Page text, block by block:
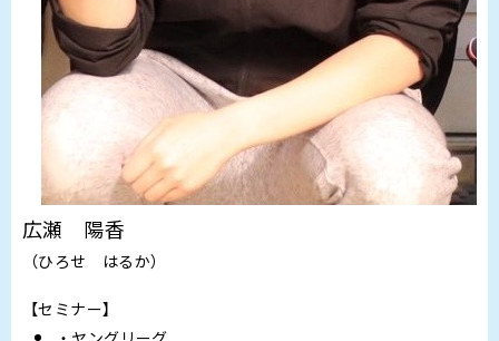
広瀬 陽香
（ひろせ はるか）
【セミナー】